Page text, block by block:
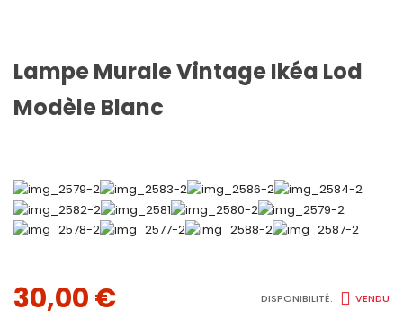
Lampe Murale Vintage Ikéa Lod
Modèle Blanc
30,00€ DISPONIBILITÉ: VENDU